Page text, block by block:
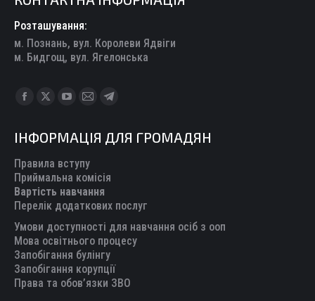
Розташування:
м. Познань, вул. Королеви Ядвіги
м. Бидгощ, вул. Ягелонська
Find us on:
Facebook
opens
in
new
window
X
opens
in
new
window
YouTube
opens
in
new
window
Mail
opens
in
new
window
Telegram
opens
new
ІНФОРМАЦІЯ ДЛЯ ГРОМАДЯН
Правила вступу
Приймальна комісія
Вартість навчання
Перелік додаткових послуг
Умови доступності для навчання осіб з ооп
Мова освітнього процесу
Запобігання булінгу
Запобігання корупції
Права та обов’язки ЗВО